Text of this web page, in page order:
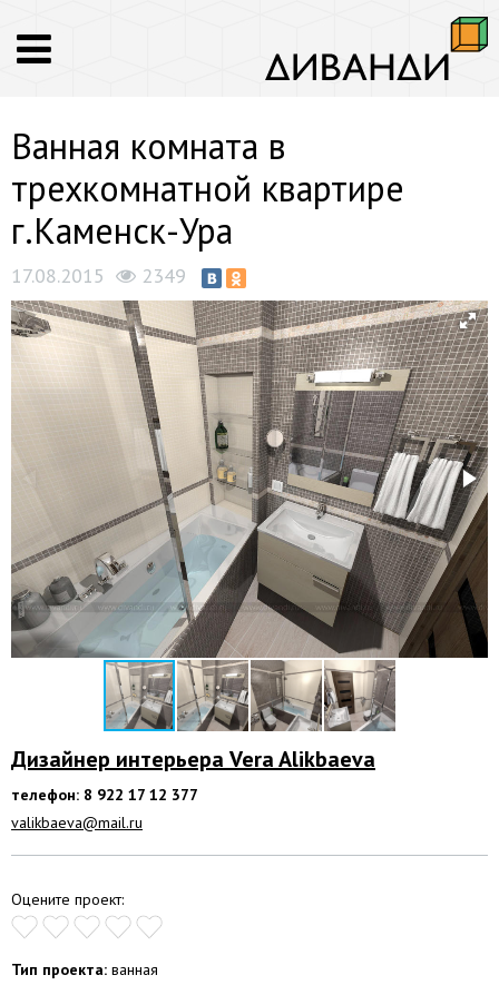
Ванная комната в
трехкомнатной квартире
г.Каменск-Ура
17.08.2015 2349
Дизайнер интерьера Vera Alikbaeva
телефон: 8 922 17 12 377
valikbaeva@mail.ru
Оцените проект:
Тип проекта: ванная